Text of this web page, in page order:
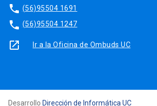
phone (56)95504 1691
phone (56)95504 1247
launch Ir a la Oficina de Ombuds UC
Desarrollo Dirección de Informática UC